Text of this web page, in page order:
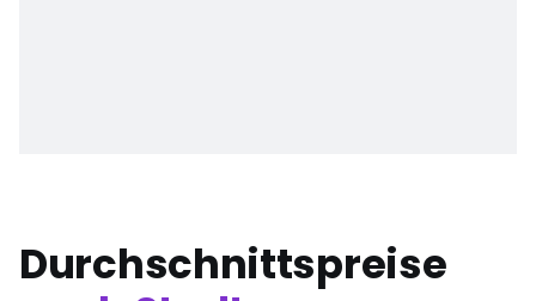
Durchschnittspreise